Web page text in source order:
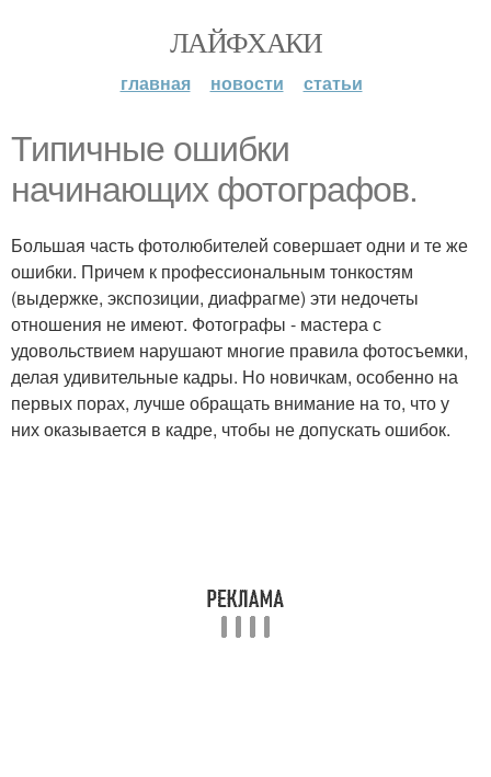
ЛАЙФХАКИ
главная новости статьи
Типичные ошибки
начинающих фотографов.
Большая часть фотолюбителей совершает одни и те же
ошибки. Причем к профессиональным тонкостям
(выдержке, экспозиции, диафрагме) эти недочеты
отношения не имеют. Фотографы - мастера с
удовольствием нарушают многие правила фотосъемки,
делая удивительные кадры. Но новичкам, особенно на
первых порах, лучше обращать внимание на то, что у
них оказывается в кадре, чтобы не допускать ошибок.